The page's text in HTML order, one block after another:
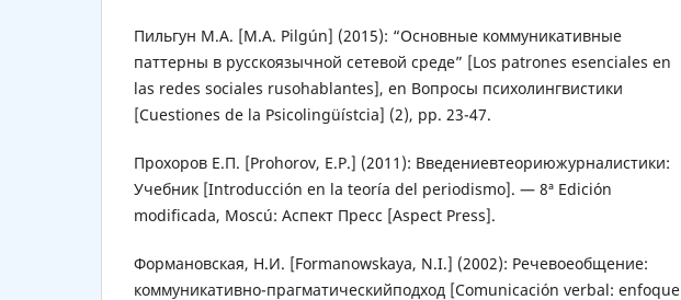
Пильгун М.А. [M.A. Pilgún] (2015): “Основные коммуникативные
паттерны в русскоязычной сетевой среде” [Los patrones esenciales en
las redes sociales rusohablantes], en Вопросы психолингвистики
[Cuestiones de la Psicolingüístcia] (2), pp. 23-47.
Прохоров Е.П. [Prohorov, E.P.] (2011): Введениевтеориюжурналистики:
Учебник [Introducción en la teoría del periodismo]. — 8ª Edición
modificada, Мoscú: Аспект Пресс [Aspect Press].
Формановская, Н.И. [Formanowskaya, N.I.] (2002): Речевоеобщение:
коммуникативно-прагматическийподход [Comunicación verbal: enfoque